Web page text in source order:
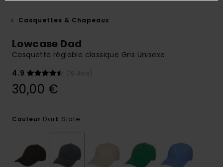
Casquettes & Chapeaux
Lowcase Dad
Casquette réglable classique Gris Unisexe
4.9
(19 Avis)
30,00 €
Couleur Dark Slate